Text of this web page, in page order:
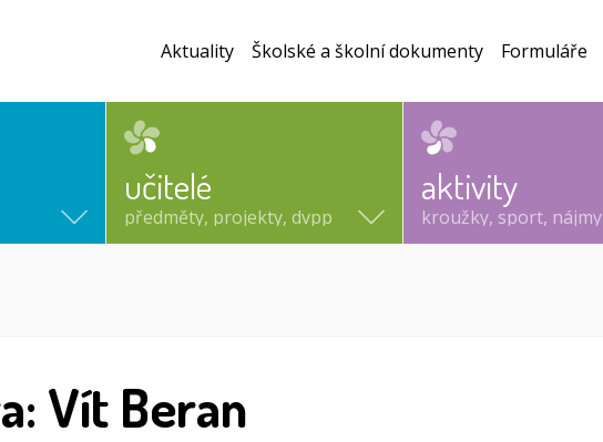
učitelé
předměty, projekty, dvpp
aktivity
kroužky, sport, nájmy
Aktuality Školské a školní dokumenty Formuláře
Vít Beran